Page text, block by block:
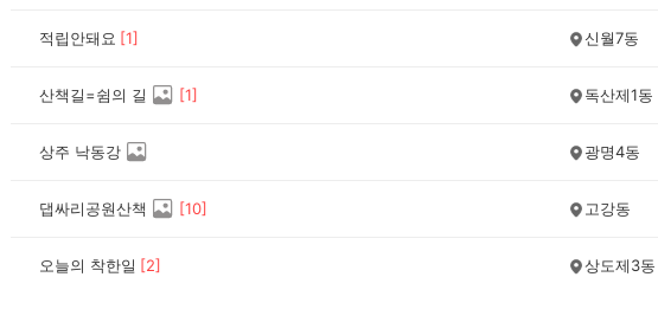
적립안돼요 [1] 신월7동
산책길=쉼의 길 [1] 독산제1동
상주 낙동강 광명4동
댑싸리공원산책 [10] 고강동
오늘의 착한일 [2] 상도제3동